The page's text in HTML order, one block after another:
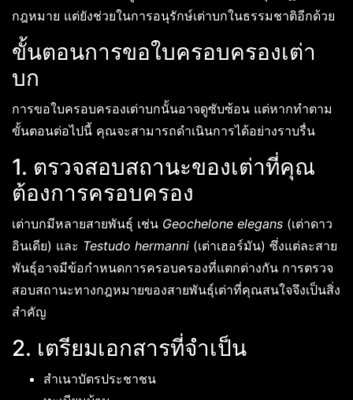
กฎหมาย แต่ยังช่วยในการอนุรักษ์เต่าบกในธรรมชาติอีกด้วย
ขั้นตอนการขอใบครอบครองเต่า
บก
การขอใบครอบครองเต่าบกนั้นอาจดูซับซ้อน แต่หากทำตาม
ขั้นตอนต่อไปนี้ คุณจะสามารถดำเนินการได้อย่างราบรื่น
1. ตรวจสอบสถานะของเต่าที่คุณ
ต้องการครอบครอง
เต่าบกมีหลายสายพันธุ์ เช่น Geochelone elegans (เต่าดาว
อินเดีย) และ Testudo hermanni (เต่าเฮอร์มัน) ซึ่งแต่ละสาย
พันธุ์อาจมีข้อกำหนดการครอบครองที่แตกต่างกัน การตรวจ
สอบสถานะทางกฎหมายของสายพันธุ์เต่าที่คุณสนใจจึงเป็นสิ่ง
สำคัญ
2. เตรียมเอกสารที่จำเป็น
สำเนาบัตรประชาชน